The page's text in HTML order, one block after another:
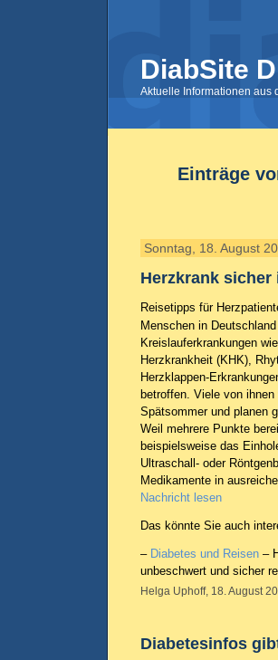
DiabSite
Aktuelle Informationen aus
Einträge
Sonntag, 18. August
Herzkrank sicher
Reisetipps für
Menschen in
Kreislauferkrankungen
Herzkrankheit (KHK),
Herzklappen-
betroffen. Viele von
Spätsommer und planen
Weil mehrere Punkte
beispielsweise das
Ultraschall- oder
Medikamente in
Nachricht lesen
Das könnte Sie auch
– Diabetes und Reisen –
unbeschwert und sicher
Helga Uphoff, 18. August
Diabetesinfos